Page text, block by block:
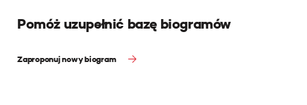
Pomóż uzupełnić bazę biogramów
Zaproponuj nowy biogram